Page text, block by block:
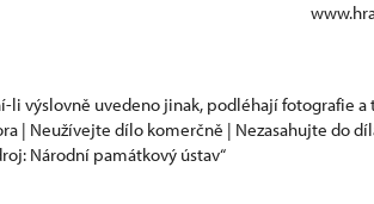
li výslovně uvedeno jinak, podléhají fotografie a
| Neužívejte dílo komerčně | Nezasahujte do
Národní památkový ústav“